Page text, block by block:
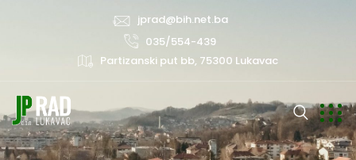
jprad@bih.net.ba
035/554-439
Partizanski put bb, 75300 Lukavac